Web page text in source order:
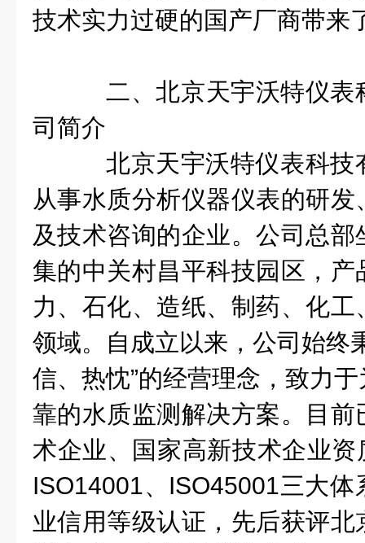
技术实力过硬的国产厂商带来
二、北京天宇沃特仪
司简介
北京天宇沃特仪表科技
从事水质分析仪器仪表的研
及技术咨询的企业。公司总
集的中关村昌平科技园区，
力、石化、造纸、制药、化
领域。自成立以来，公司始终
信、热忱”的经营理念，致力
靠的水质监测解决方案。目
术企业、国家高新技术企业
ISO14001、ISO45001三大
业信用等级认证，先后获评